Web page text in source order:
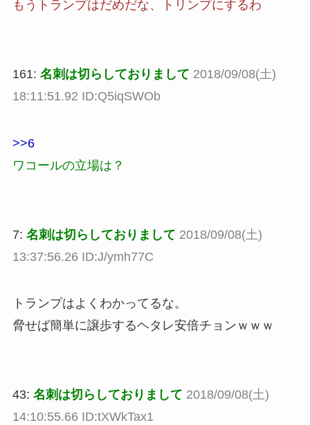
もうトランプはだめだな、トリンプにするわ
161: 名刺は切らしておりまして 2018/09/08(土)
18:11:51.92 ID:Q5iqSWOb
>>6
ワコールの立場は？
7: 名刺は切らしておりまして 2018/09/08(土)
13:37:56.26 ID:J/ymh77C
トランプはよくわかってるな。
脅せば簡単に譲歩するヘタレ安倍チョンｗｗｗ
43: 名刺は切らしておりまして 2018/09/08(土)
14:10:55.66 ID:tXWkTax1